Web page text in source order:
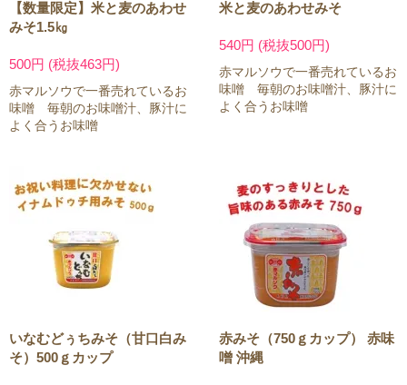
【数量限定】米と麦のあわせ
みそ1.5㎏
500円 (税抜463円)
赤マルソウで一番売れているお
味噌 毎朝のお味噌汁、豚汁に
よく合うお味噌
米と麦のあわせみそ
540円 (税抜500円)
赤マルソウで一番売れているお
味噌 毎朝のお味噌汁、豚汁に
よく合うお味噌
いなむどぅちみそ（甘口白み
そ）500ｇカップ
赤みそ（750ｇカップ） 赤味
噌 沖縄